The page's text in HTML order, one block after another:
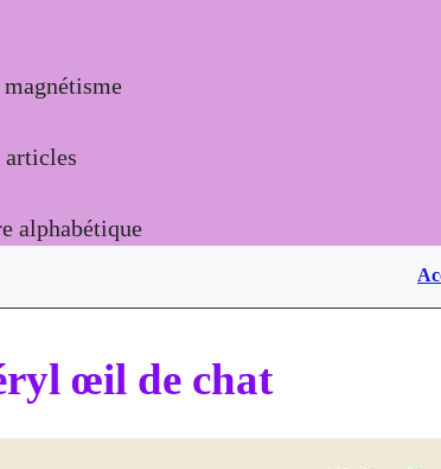
articles
alphabétique
œil de chat